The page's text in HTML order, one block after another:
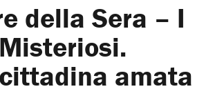
della Sera – I
cittadina amata